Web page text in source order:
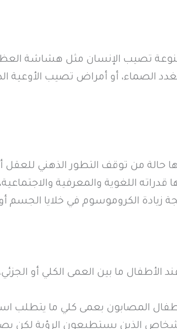
تصيب الإنسان مثل هشاشة
الصماء، أو أمراض تصيب
حالة من توقف التطور الذهني
اللغوية والمعرفية
زيادة الكروموسوم في خلايا الجسم
الأطفال ما بين العمى الكلي أو
المصابون بعمى كلي ما يتطلب
الذين يستطيعون الرؤية لكن